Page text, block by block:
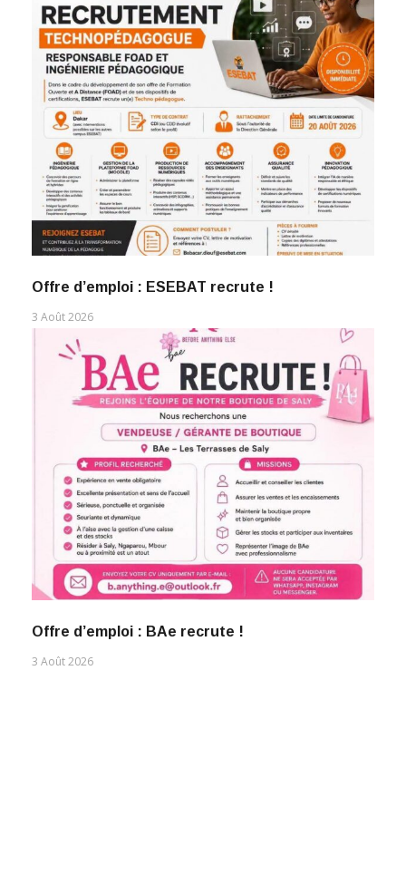
Offre d’emploi : ESEBAT recrute !
3 Août 2026
Offre d’emploi : BAe recrute !
3 Août 2026